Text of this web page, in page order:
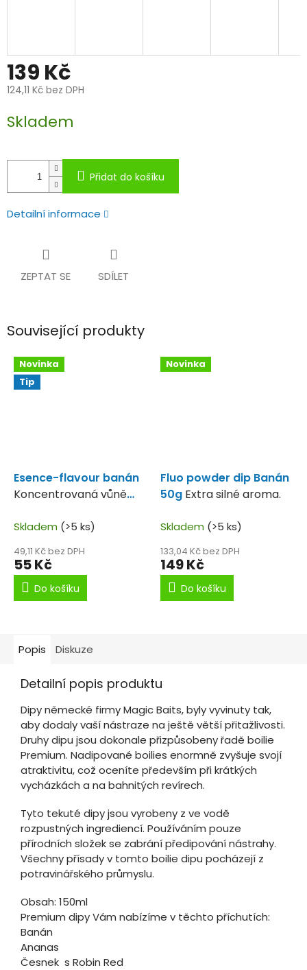
139 Kč
124,11 Kč bez DPH
cena:
Skladem
Přidat do košíku
Detailní informace
ZEPTAT SE SDÍLET
Související produkty
Novinka
Tip
Esence-flavour banán
Koncentrovaná vůně
Skladem (>5 ks)
49,11 Kč bez DPH
55 Kč
Do košíku
Novinka
Fluo powder dip Banán
50g Extra silné aroma.
Skladem (>5 ks)
133,04 Kč bez DPH
149 Kč
Do košíku
Popis Diskuze
Detailní popis produktu
Dipy německé firmy Magic Baits, byly vyvinuty tak,
aby dodaly vaší nástraze na ještě větší přitažlivosti.
Druhy dipu jsou dokonale přizpůsobeny řadě boilie
Premium. Nadipované boilies enormně zvyšuje svojí
atraktivitu, což oceníte především při krátkých
vycházkách a na bahnitých revírech.
Tyto tekuté dipy jsou vyrobeny z ve vodě
rozpustných ingrediencí. Používáním pouze
přírodních složek se zabrání předipování nástrahy.
Všechny přísady v tomto boilie dipu pocházejí z
potravinářského průmyslu.
Obsah: 150ml
Premium dipy Vám nabízíme v těchto příchutích:
Banán
Ananas
Česnek s Robin Red